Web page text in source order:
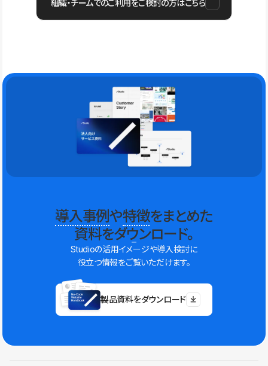
組織・チームでのご利用をご検討の方はこちら
導入事例や特徴をまとめた
資料をダウンロード。
Studioの活用イメージや導入検討に
役立つ情報をご覧いただけます。
製品資料をダウンロード